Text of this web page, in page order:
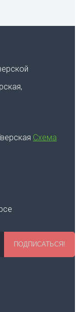
Схема
ПОДПИСАТЬСЯ!